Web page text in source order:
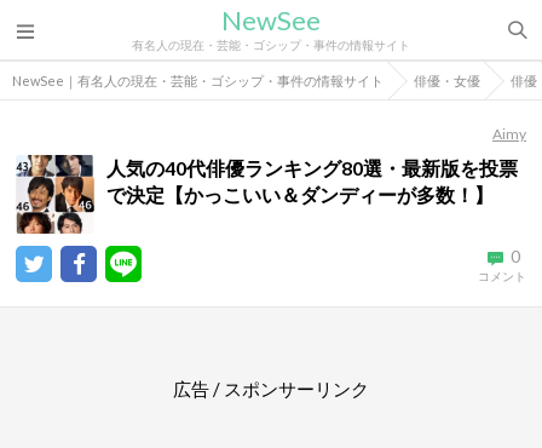
NewSee
有名人の現在・芸能・ゴシップ・事件の情報サイト
NewSee｜有名人の現在・芸能・ゴシップ・事件の情報サイト 俳優・女優 俳優
Aimy
人気の40代俳優ランキング80選・最新版を投票
で決定【かっこいい＆ダンディーが多数！】
0
コメント
広告 / スポンサーリンク